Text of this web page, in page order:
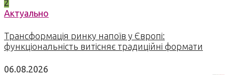
2
Актуально
Трансформація ринку напоїв у Європі:
функціональність витісняє традиційні формати
06.08.2026